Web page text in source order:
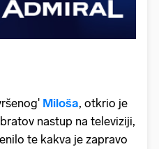
Miloša, otkrio je
nastup na televiziji,
te kakva je zapravo